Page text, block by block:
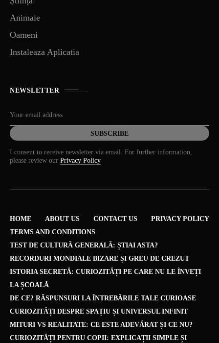
Animale
Oameni
Instaleaza Aplicatia
NEWSLETTER
I consent to receive newsletter via email. For further information,
please review our Privacy Policy
HOME ABOUT US CONTACT US
PRIVACY POLICY
TERMS AND CONDITIONS
TEST DE CULTURĂ GENERALĂ: ȘTIAI ASTA?
RECORDURI MONDIALE BIZARE ȘI GREU DE CREZUT
ISTORIA SECRETĂ: CURIOZITĂȚI PE CARE NU LE ÎNVEȚI
LA ȘCOALĂ
DE CE? RĂSPUNSURI LA ÎNTREBĂRILE TALE CURIOASE
CURIOZITĂȚI DESPRE SPAȚIU ȘI UNIVERSUL INFINIT
MITURI VS REALITATE: CE ESTE ADEVĂRAT ȘI CE NU?
CURIOZITĂȚI PENTRU COPII: EXPLICAȚII SIMPLE ȘI